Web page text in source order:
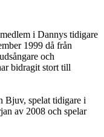
i Dannys tidigare
1999 då från
och
bidragit stort till
Bjuv, spelat tidigare i
av 2008 och spelar